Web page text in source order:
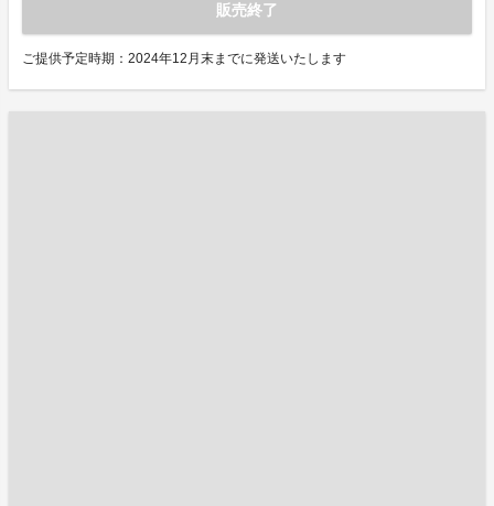
販売終了
ご提供予定時期：2024年12月末までに発送いたします